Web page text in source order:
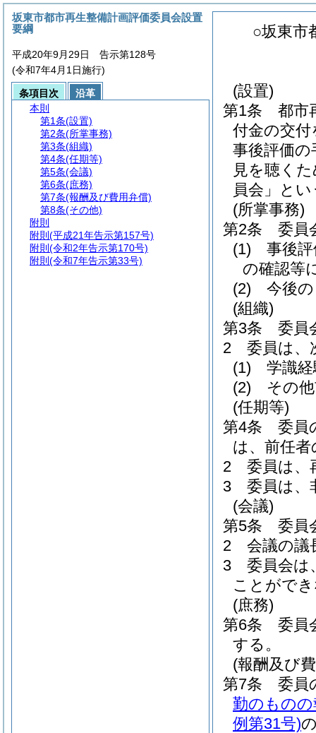
○坂東市
(設置)
第1条
都市
付金の交
事後評価
見を聴く
員会」と
(所掌事務)
第2条
委員
(1)
事後
の確認等
(2)
今後
(組織)
第3条
委員
2
委員は、
(1)
学識
(2)
その
(任期等)
第4条
委員
は、前任
2
委員は、
3
委員は、
(会議)
第5条
委員
2
会議の議
3
委員会は
ことがで
(庶務)
第6条
委員
する。
(報酬及び
第7条
委員
勤のもの
例第31号)
坂東市都市再生整備計画評価委員会設置
要綱
平成20年9月29日 告示第128号
(令和7年4月1日施行)
条項目次
沿革
本則
第1条(設置)
第2条(所掌事務)
第3条(組織)
第4条(任期等)
第5条(会議)
第6条(庶務)
第7条(報酬及び費用弁償)
第8条(その他)
附則
附則 (平成21年告示第157号)
附則 (令和2年告示第170号)
附則 (令和7年告示第33号)